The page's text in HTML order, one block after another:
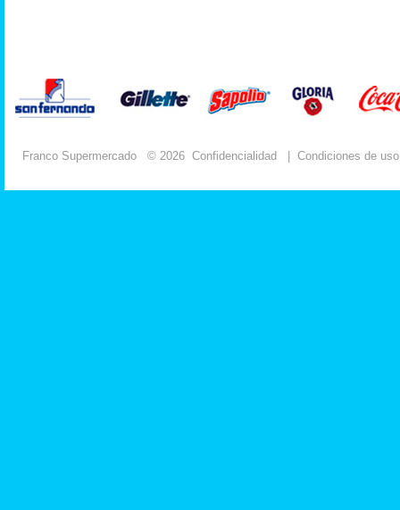
Franco Supermercado © 2026 Confidencialidad Condiciones de uso